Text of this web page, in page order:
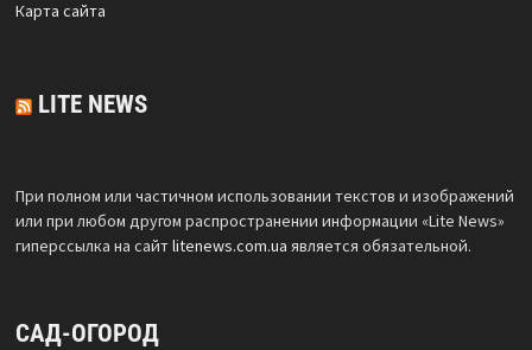
Карта сайта
LITE NEWS
При полном или частичном использовании текстов и изображений
или при любом другом распространении информации «Lite News»
гиперссылка на сайтlitenews.com.ua является обязательной.
САД-ОГОРОД